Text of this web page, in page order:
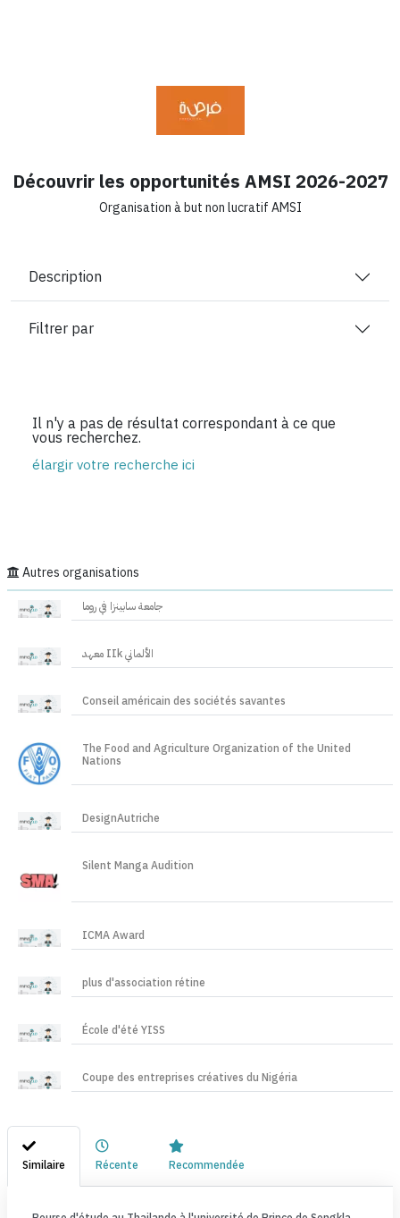
Découvrir les opportunités AMSI 2026-2027
Organisation à but non lucratif AMSI
Description
Filtrer par
Il n'y a pas de résultat correspondant à ce que
vous recherchez.
élargir votre recherche ici
Autres organisations
جامعة سابينزا في روما
معهد IIk الألماني
Conseil américain des sociétés savantes
The Food and Agriculture Organization of the United
Nations
DesignAutriche
Silent Manga Audition
ICMA Award
plus d'association rétine
École d'été YISS
Coupe des entreprises créatives du Nigéria
Similaire Récente Recommendée